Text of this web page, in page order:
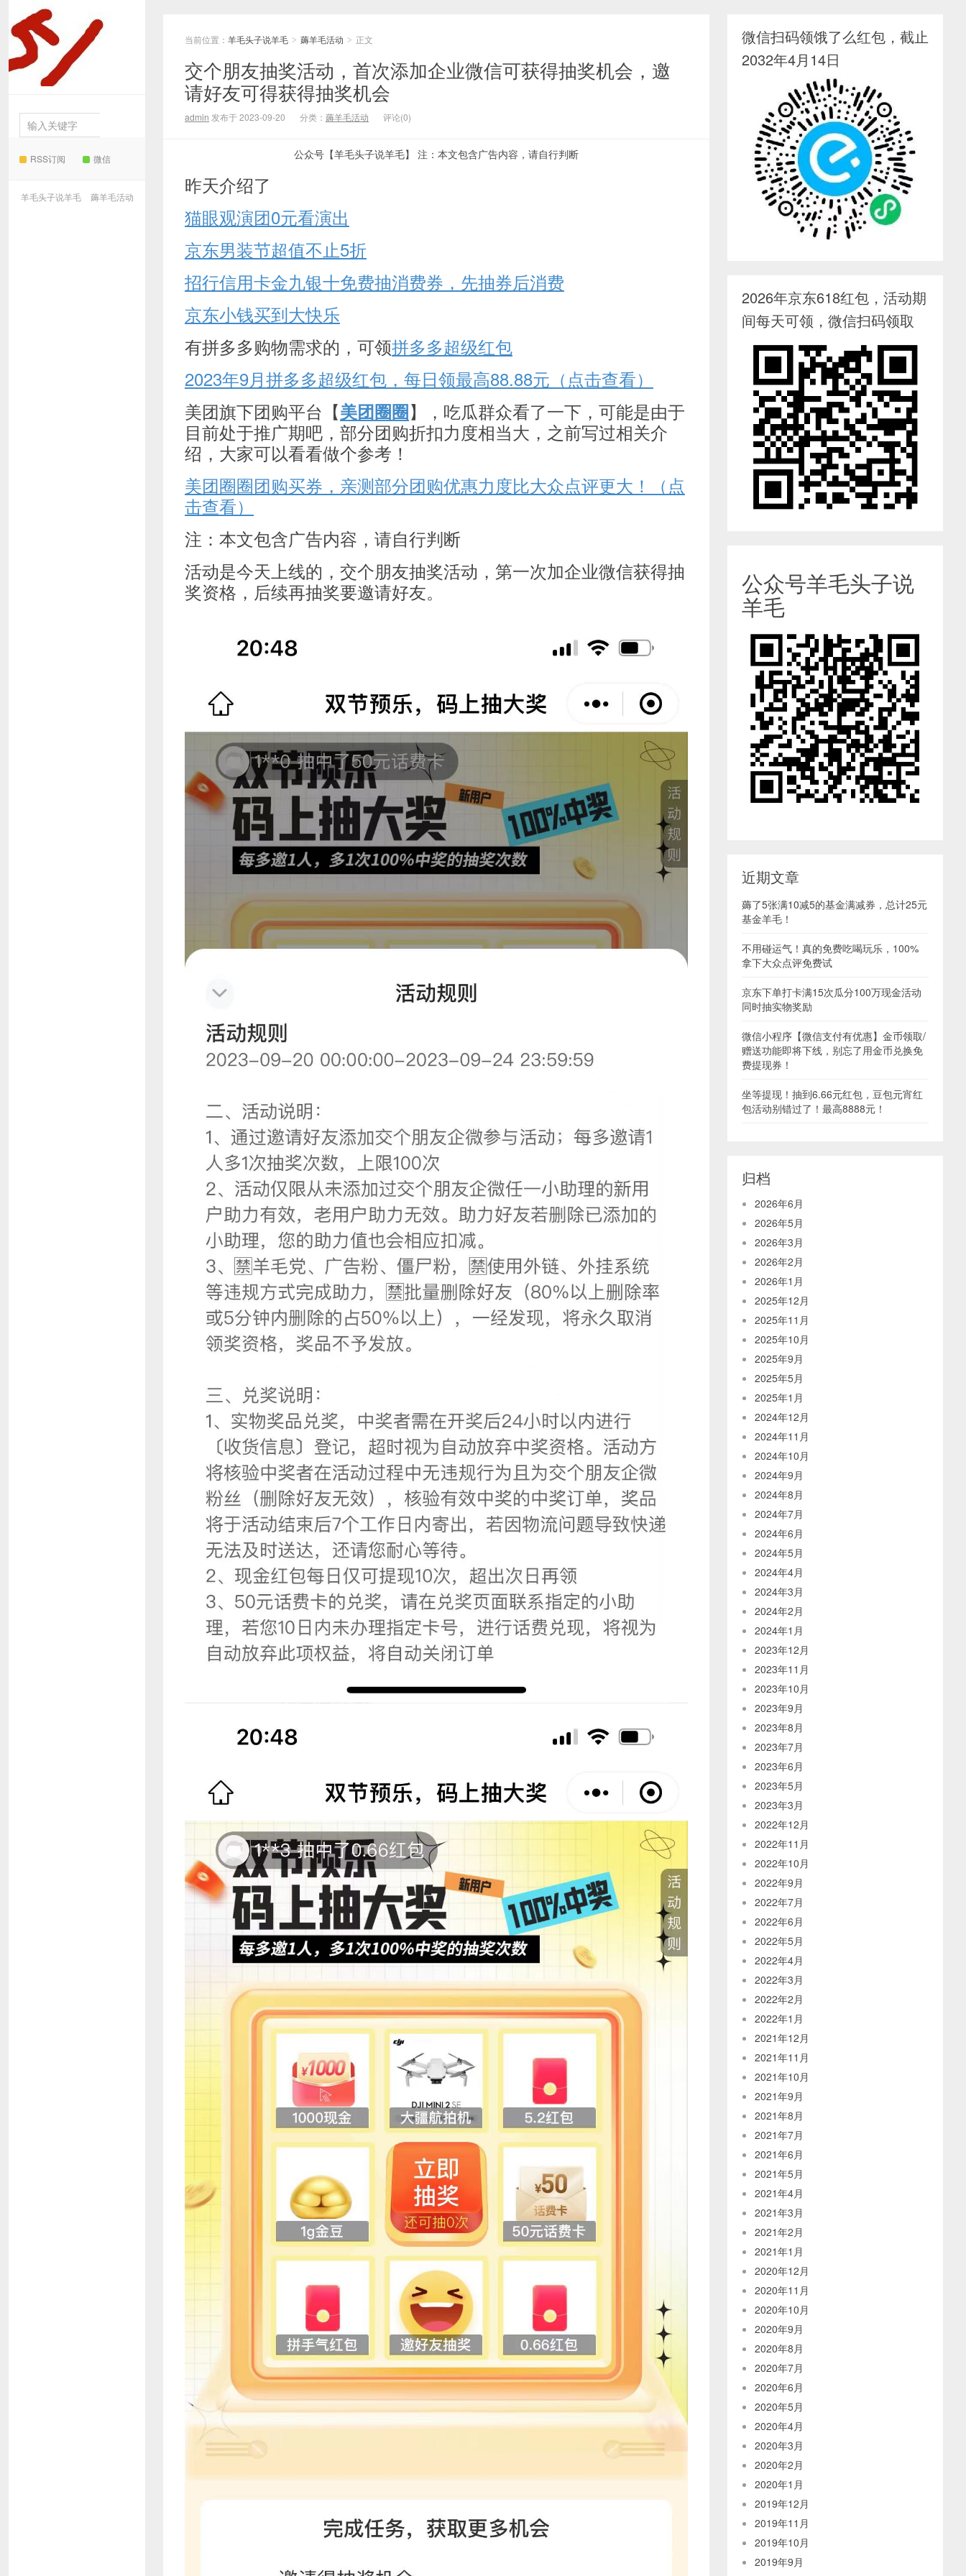
RSS订阅 微信
羊毛头子说羊毛 薅羊毛活动
当前位置： 羊毛头子说羊毛 > 薅羊毛活动 > 正文
交个朋友抽奖活动，首次添加企业微信可获得抽奖机会，邀
请好友可得获得抽奖机会
admin 发布于 2023-09-20 分类： 薅羊毛活动 评论(0)
公众号【羊毛头子说羊毛】 注：本文包含广告内容，请自行判断
昨天介绍了
猫眼观演团0元看演出
京东男装节超值不止5折
招行信用卡金九银十免费抽消费券，先抽券后消费
京东小钱买到大快乐
有拼多多购物需求的，可领拼多多超级红包
2023年9月拼多多超级红包，每日领最高88.88元（点击查看）
美团旗下团购平台【美团圈圈】，吃瓜群众看了一下，可能是由于
目前处于推广期吧，部分团购折扣力度相当大，之前写过相关介
绍，大家可以看看做个参考！
美团圈圈团购买券，亲测部分团购优惠力度比大众点评更大！（点
击查看）
注：本文包含广告内容，请自行判断
活动是今天上线的，交个朋友抽奖活动，第一次加企业微信获得抽
奖资格，后续再抽奖要邀请好友。
微信扫码领饿了么红包，截止
2032年4月14日
2026年京东618红包，活动期
间每天可领，微信扫码领取
公众号羊毛头子说
羊毛
近期文章
薅了5张满10减5的基金满减券，总计25元
基金羊毛！
不用碰运气！真的免费吃喝玩乐，100%
拿下大众点评免费试
京东下单打卡满15次瓜分100万现金活动
同时抽实物奖励
微信小程序【微信支付有优惠】金币领取/
赠送功能即将下线，别忘了用金币兑换免
费提现券！
坐等提现！抽到6.66元红包，豆包元宵红
包活动别错过了！最高8888元！
归档
2026年6月
2026年5月
2026年3月
2026年2月
2026年1月
2025年12月
2025年11月
2025年10月
2025年9月
2025年5月
2025年1月
2024年12月
2024年11月
2024年10月
2024年9月
2024年8月
2024年7月
2024年6月
2024年5月
2024年4月
2024年3月
2024年2月
2024年1月
2023年12月
2023年11月
2023年10月
2023年9月
2023年8月
2023年7月
2023年6月
2023年5月
2023年3月
2022年12月
2022年11月
2022年10月
2022年9月
2022年7月
2022年6月
2022年5月
2022年4月
2022年3月
2022年2月
2022年1月
2021年12月
2021年11月
2021年10月
2021年9月
2021年8月
2021年7月
2021年6月
2021年5月
2021年4月
2021年3月
2021年2月
2021年1月
2020年12月
2020年11月
2020年10月
2020年9月
2020年8月
2020年7月
2020年6月
2020年5月
2020年4月
2020年3月
2020年2月
2020年1月
2019年12月
2019年11月
2019年10月
2019年9月